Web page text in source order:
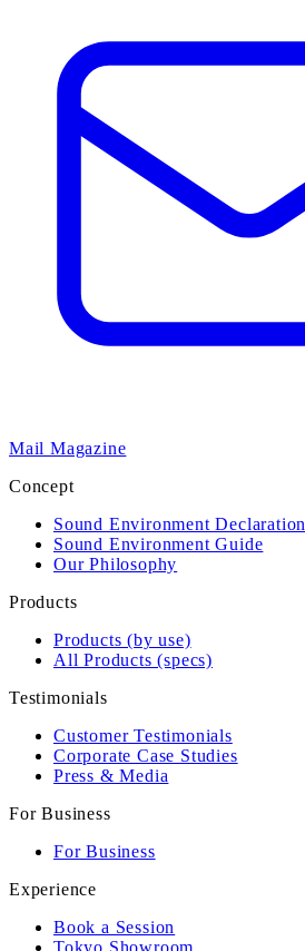
Mail Magazine
Concept
Sound Environment Declaration
Sound Environment Guide
Our Philosophy
Products
Products (by use)
All Products (specs)
Testimonials
Customer Testimonials
Corporate Case Studies
Press & Media
For Business
For Business
Experience
Book a Session
Tokyo Showroom